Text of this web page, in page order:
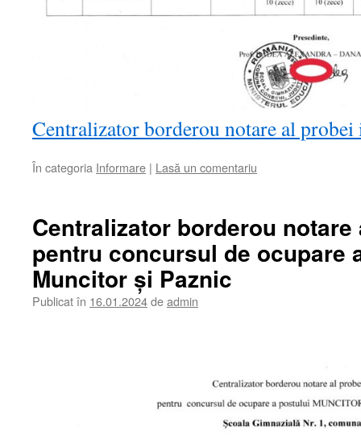
Centralizator borderou notare al
În categoria Informare | Lasă un comentariu
Centralizator borderou
pentru concursul de ocupare
Muncitor și Paznic
Publicat în 16.01.2024deadmin